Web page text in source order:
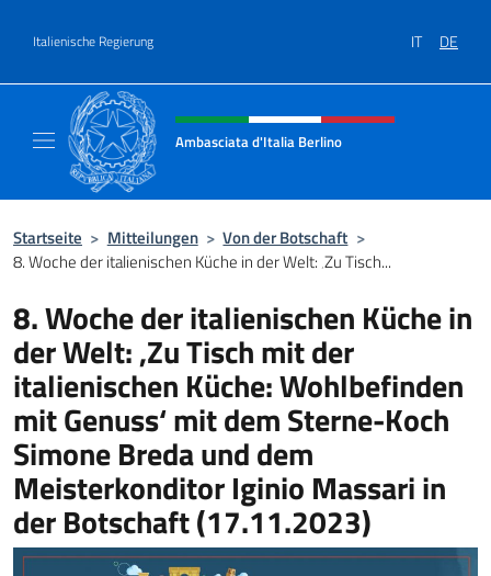
Italienische Regierung IT DE
Header-Site, Social und Menü
Ambasciata d'Italia Berlino
Startseite > Mitteilungen > Von der Botschaft >
8. Woche der italienischen Küche in der Welt: ‚Zu Tisch...
8. Woche der italienischen Küche in
der Welt: ‚Zu Tisch mit der
italienischen Küche: Wohlbefinden
mit Genuss‘ mit dem Sterne-Koch
Simone Breda und dem
Meisterkonditor Iginio Massari in
der Botschaft (17.11.2023)